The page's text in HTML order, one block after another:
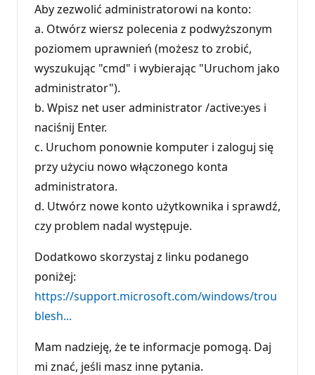
Aby zezwolić administratorowi na konto:
a. Otwórz wiersz polecenia z podwyższonym
poziomem uprawnień (możesz to zrobić,
wyszukując "cmd" i wybierając "Uruchom jako
administrator").
b. Wpisz net user administrator /active:yes i
naciśnij Enter.
c. Uruchom ponownie komputer i zaloguj się
przy użyciu nowo włączonego konta
administratora.
d. Utwórz nowe konto użytkownika i sprawdź,
czy problem nadal występuje.
Dodatkowo skorzystaj z linku podanego
poniżej:
https://support.microsoft.com/windows/trou
blesh...
Mam nadzieję, że te informacje pomogą. Daj
mi znać, jeśli masz inne pytania.